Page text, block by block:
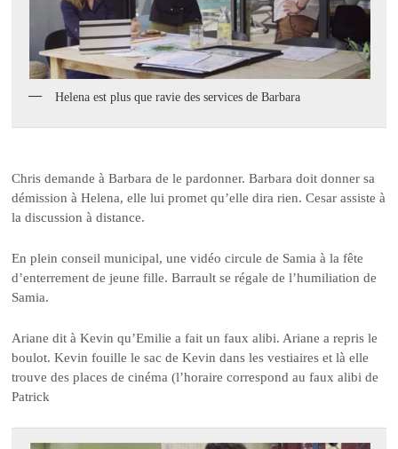
Helena est plus que ravie des services de Barbara
Chris demande à Barbara de le pardonner. Barbara doit donner sa
démission à Helena, elle lui promet qu’elle dira rien. Cesar assiste à
la discussion à distance.
En plein conseil municipal, une vidéo circule de Samia à la fête
d’enterrement de jeune fille. Barrault se régale de l’humiliation de
Samia.
Ariane dit à Kevin qu’Emilie a fait un faux alibi. Ariane a repris le
boulot. Kevin fouille le sac de Kevin dans les vestiaires et là elle
trouve des places de cinéma (l’horaire correspond au faux alibi de
Patrick